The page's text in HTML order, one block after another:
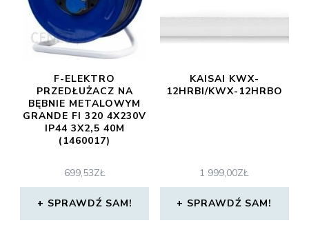
F-ELEKTRO
PRZEDŁUŻACZ NA
BĘBNIE METALOWYM
GRANDE FI 320 4X230V
IP44 3X2,5 40M
(1460017)
699,53ZŁ
SPRAWDŹ SAM!
KAISAI KWX-
12HRBI/KWX-12HRBO
1 999,00ZŁ
SPRAWDŹ SAM!